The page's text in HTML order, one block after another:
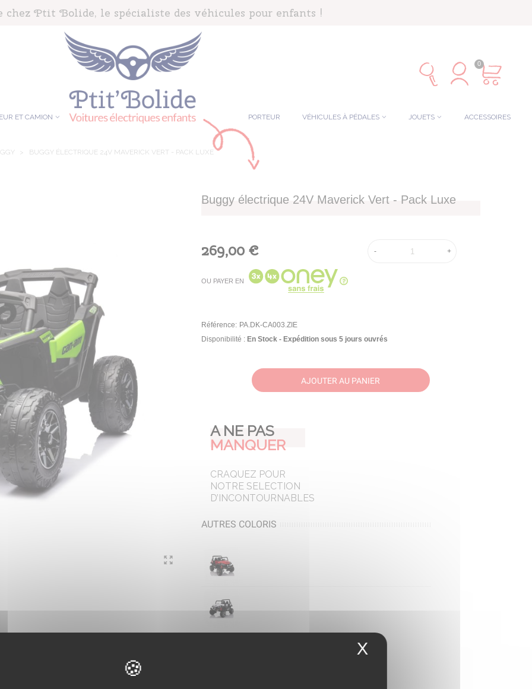
chez Ptit Bolide, le spécialiste des véhicules pour enfants !
0
ET CAMION PORTEUR VÉHICULES À PÉDALES JOUETS ACCESSOIRES
> BUGGY ÉLECTRIQUE 24V MAVERICK VERT - PACK LUXE
Buggy électrique 24V Maverick Vert - Pack Luxe
269,00 €
OU PAYER EN
- +
Référence: PA.DK-CA003.ZIE
Disponibilité : En Stock - Expédition sous 5 jours ouvrés
AJOUTER AU PANIER
A NE PAS
MANQUER
CRAQUEZ POUR
NOTRE SELECTION
D’INCONTOURNABLES
AUTRES COLORIS
X Masquer le